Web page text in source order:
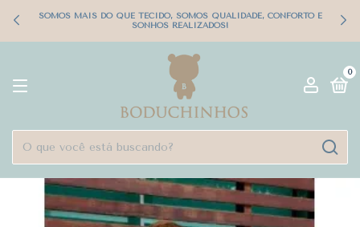
SOMOS MAIS DO QUE TECIDO, SOMOS QUALIDADE, CONFORTO E
SONHOS REALIZADOS!
0